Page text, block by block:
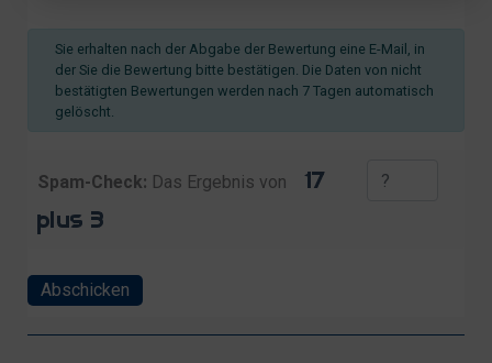
Sie erhalten nach der Abgabe der Bewertung eine E-Mail, in
der Sie die Bewertung bitte bestätigen. Die Daten von nicht
bestätigten Bewertungen werden nach 7 Tagen automatisch
gelöscht.
Spam-Check: Das Ergebnis von
Abschicken